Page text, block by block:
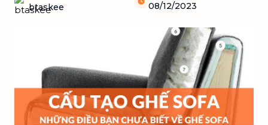
btaskee 08/12/2023